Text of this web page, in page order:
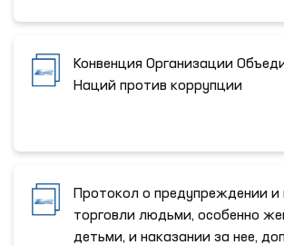
Конвенция Организации
Наций против коррупции
Протокол о предупреждении и
торговли людьми, особенно
детьми, и наказании за нее,